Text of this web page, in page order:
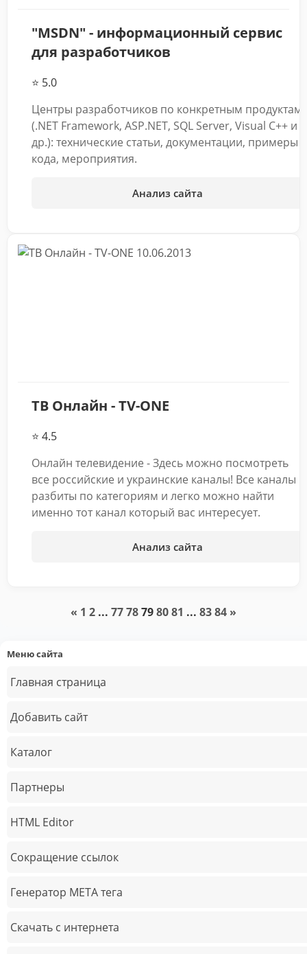
Меню сайта
Главная страница
Добавить сайт
Каталог
Партнеры
HTML Editor
Сокращение ссылок
Генератор META тега
Скачать с интернета
"MSDN" - информационный сервис
для разработчиков
⭐ 5.0
Центры разработчиков по конкретным продуктам
(.NET Framework, ASP.NET, SQL Server, Visual C++ и
др.): технические статьи, документации, примеры
кода, мероприятия.
Анализ сайта
10.06.2013
ТВ Онлайн - TV-ONE
⭐ 4.5
Онлайн телевидение - Здесь можно посмотреть
все российские и украинские каналы! Все каналы
разбиты по категориям и легко можно найти
именно тот канал который вас интересует.
Анализ сайта
« 1 2 ... 7778798081 ... 8384 »